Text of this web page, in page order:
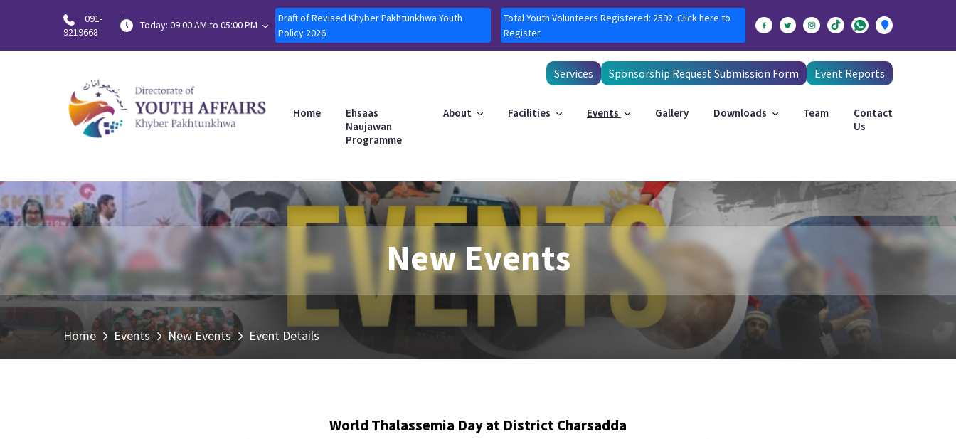
091-
9219668
Today: 09:00 AM to 05:00 PM
Draft of Revised Khyber Pakhtunkhwa Youth
Policy 2026
Total Youth Volunteers Registered: 2592. Click here to
Register
Services Sponsorship Request Submission Form Event Reports
Home
Ehsaas
Naujawan
Programme
About Facilities Events Gallery Downloads Team
Contact
Us
New Events
Home Events New Events Event Details
World Thalassemia Day at District Charsadda